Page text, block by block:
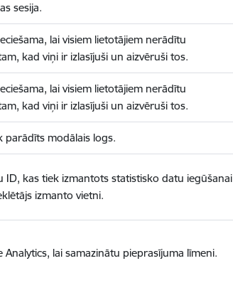
sesija.
lai visiem lietotājiem nerādītu
kad viņi ir izlasījuši un aizvēruši tos.
lai visiem lietotājiem nerādītu
kad viņi ir izlasījuši un aizvēruši tos.
parādīts modālais logs.
ID, kas tiek izmantots statistisko datu iegūšanai
izmanto vietni.
Analytics, lai samazinātu pieprasījuma līmeni.